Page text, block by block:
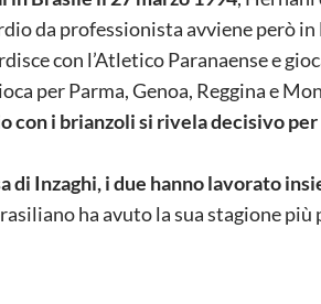
da professionista avviene però
con l’Atletico Paranaense e
per Parma, Genoa, Reggina e
con i brianzoli si rivela decisivo
di Inzaghi, i due hanno lavorato
ha avuto la sua stagione